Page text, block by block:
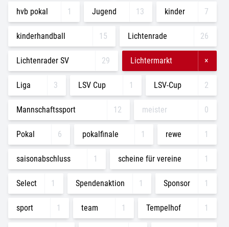
hvb pokal 1 Jugend 13 kinder 7
kinderhandball 15 Lichtenrade 26
Lichtenrader SV 29 Lichtermarkt ×
Liga 3 LSV Cup 1 LSV-Cup 2
Mannschaftssport 12 meister 0
Pokal 6 pokalfinale 1 rewe 1
saisonabschluss 1 scheine für vereine 1
Select 1 Spendenaktion 1 Sponsor 1
sport 1 team 1 Tempelhof 1